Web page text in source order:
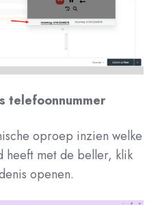
telefoonnummer
oproep inzien welke
heeft met de beller, klik
openen.